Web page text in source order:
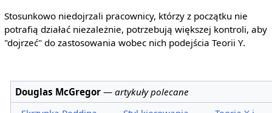
Stosunkowo niedojrzali pracownicy, którzy z początku nie
potrafią działać niezależnie, potrzebują większej kontroli, aby
"dojrzeć" do zastosowania wobec nich podejścia Teorii Y.
Douglas McGregor —artykuły polecane